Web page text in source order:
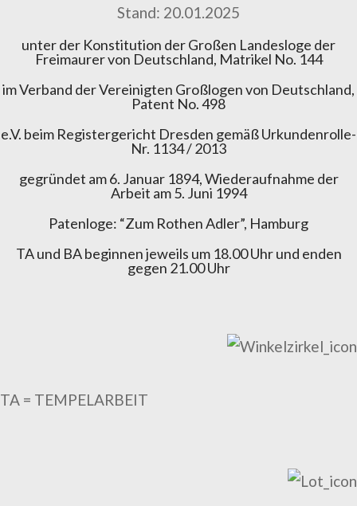
Stand: 20.01.2025
unter der Konstitution der Großen Landesloge der
Freimaurer von Deutschland, Matrikel No. 144
im Verband der Vereinigten Großlogen von Deutschland,
Patent No. 498
e.V. beim Registergericht Dresden gemäß Urkundenrolle-
Nr. 1134 / 2013
gegründet am 6. Januar 1894, Wiederaufnahme der
Arbeit am 5. Juni 1994
Patenloge: “Zum Rothen Adler”, Hamburg
TA und BA beginnen jeweils um 18.00 Uhr und enden
gegen 21.00 Uhr
TA = TEMPELARBEIT